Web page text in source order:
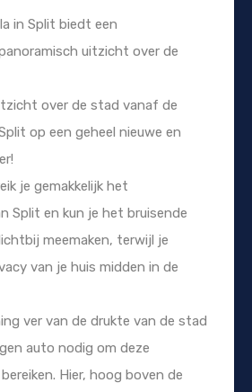
in Split biedt een
uitzicht over de
over de stad vanaf de
op een geheel nieuwe en
je gemakkelijk het
Split en kun je het bruisende
meemaken, terwijl je
van je huis midden in de
ver van de drukte van de stad
auto nodig om deze
Hier, hoog boven de